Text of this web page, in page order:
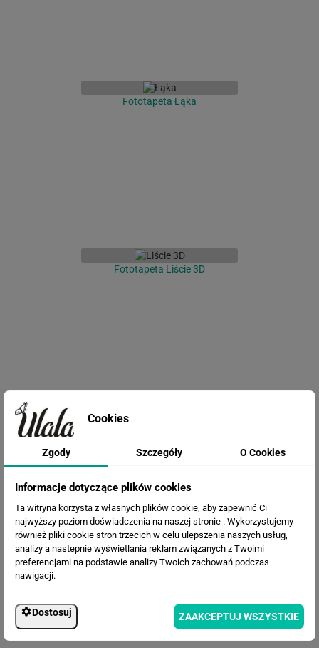
Fototapeta Łąka
Fototapeta Liście 3D
Fototapeta Liście na betonowym
Cookies
Zgody Szczegóły O Cookies
Informacje dotyczące plików cookies
Ta witryna korzysta z własnych plików cookie, aby zapewnić Ci
najwyższy poziom doświadczenia na naszej stronie . Wykorzystujemy
również pliki cookie stron trzecich w celu ulepszenia naszych usług,
analizy a nastepnie wyświetlania reklam związanych z Twoimi
preferencjami na podstawie analizy Twoich zachowań podczas
nawigacji.
Dostosuj ZAAKCEPTUJ WSZYSTKIE